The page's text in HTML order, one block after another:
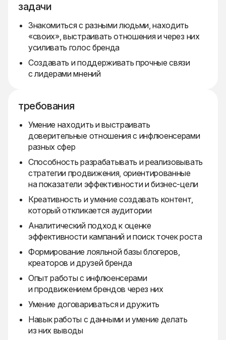
задачи
Знакомиться с разными людьми, находить
«своих», выстраивать отношения и через них
усиливать голос бренда
Создавать и поддерживать прочные связи
с лидерами мнений
требования
Умение находить и выстраивать
доверительные отношения с инфлюенсерами
разных сфер
Способность разрабатывать и реализовывать
стратегии продвижения, ориентированные
на показатели эффективности и бизнес-цели
Креативность и умение создавать контент,
который откликается аудитории
Аналитический подход к оценке
эффективности кампаний и поиск точек роста
Формирование лояльной базы блогеров,
креаторов и друзей бренда
Опыт работы с инфлюенсерами
и продвижением брендов через них
Умение договариваться и дружить
Навык работы с данными и умение делать
из них выводы